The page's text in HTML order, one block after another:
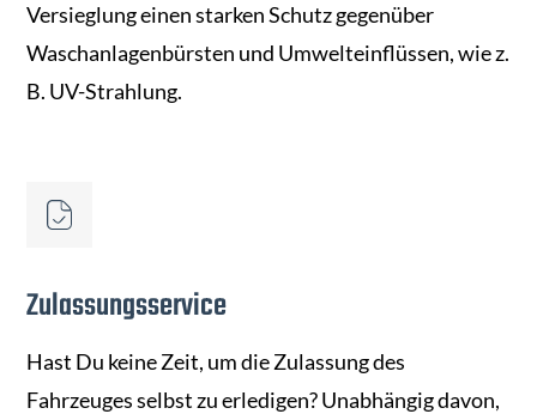
Versieglung einen starken Schutz gegenüber
Waschanlagenbürsten und Umwelteinflüssen, wie z.
B. UV-Strahlung.
Zulassungsservice
Hast Du keine Zeit, um die Zulassung des
Fahrzeuges selbst zu erledigen? Unabhängig davon,